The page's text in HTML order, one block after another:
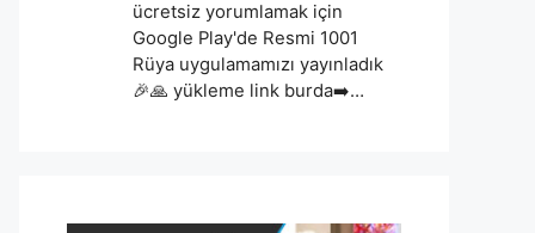
ücretsiz yorumlamak için
Google Play'de Resmi 1001
Rüya uygulamamızı yayınladık
🎉🙏 yükleme link burda➡️…